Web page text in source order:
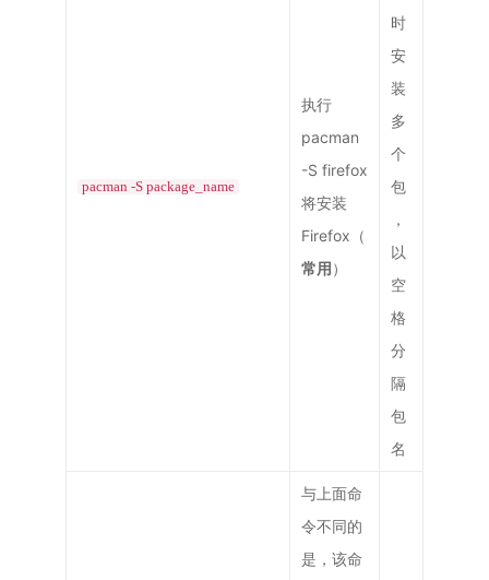
pacman -S package_name
执行
pacman
-S firefox
将安装
Firefox（
常用）
时
安
装
多
个
包
，
以
空
格
分
隔
包
名
与上面命
令不同的
是，该命